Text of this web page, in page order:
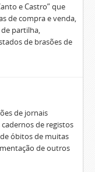
e Castro” que
de compra e venda,
partilha,
de brasões de
de jornais
de registos
óbitos de muitas
de outros